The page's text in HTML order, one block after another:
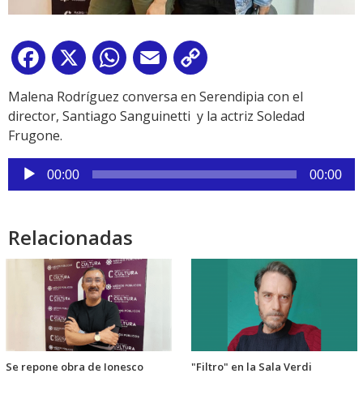
Facebook
X WhatsApp
Email
Link
Malena Rodríguez conversa en Serendipia con el
director, Santiago Sanguinetti y la actriz Soledad
Frugone.
Reproductor
de
00:00 00:00
Relacionadas
Se repone obra de Ionesco "Filtro" en la Sala Verdi